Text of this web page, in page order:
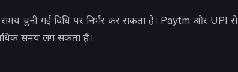
समय चुनी गई विधि पर निर्भर कर सकता है। Paytm और UPI से
समय लग सकता है।